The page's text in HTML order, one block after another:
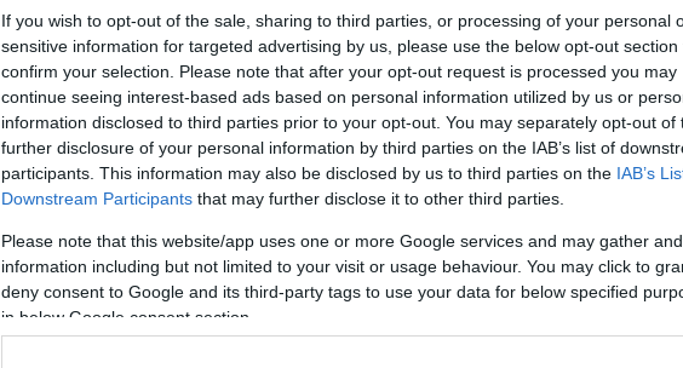
If you wish to opt-out of the sale, sharing to third parties, or processing of your personal
sensitive information for targeted advertising by us, please use the below opt-out section
confirm your selection. Please note that after your opt-out request is processed you may
continue seeing interest-based ads based on personal information utilized by us or
information disclosed to third parties prior to your opt-out. You may separately opt-out of
further disclosure of your personal information by third parties on the IAB’s list of
participants. This information may also be disclosed by us to third parties on the IAB’s
Downstream Participants that may further disclose it to other third parties.
Please note that this website/app uses one or more Google services and may gather
information including but not limited to your visit or usage behaviour. You may click to
deny consent to Google and its third-party tags to use your data for below specified
in below Google consent section.
Κανάρια μετά την αποδέσμευση του από
τη Μακάμπι...
Πρόταση στον Σάλιν η
Εφες!
12/AUG/16 11:01
Ο Βέλιμιρ Περάσοβιτς συνεχίζει το
"χτίσιμο" της Αναντολού Εφές και
σύμφωνα με το Gigantes η τουρκική
ομάδα έχει καταθέσει...